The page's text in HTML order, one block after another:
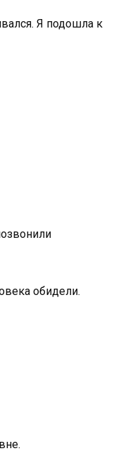
Я подошла к
обидели.